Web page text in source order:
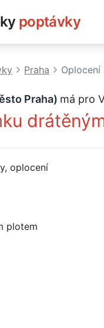
poptávky
Praha
Praha) má pro
oplocení
plotem